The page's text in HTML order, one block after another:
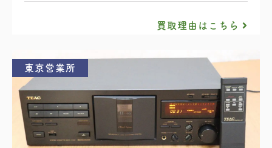
買取理由はこちら
東京営業所